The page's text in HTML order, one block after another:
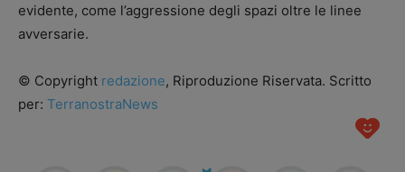
evidente, come l’aggressione degli spazi oltre le linee
avversarie.
© Copyright redazione, Riproduzione Riservata. Scritto
per: TerranostraNews